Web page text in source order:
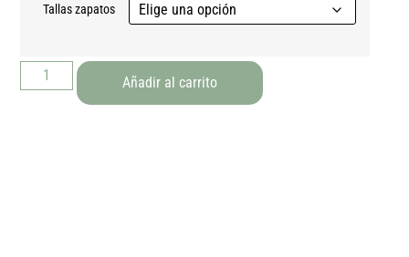
Tallas zapatos
Añadir al carrito